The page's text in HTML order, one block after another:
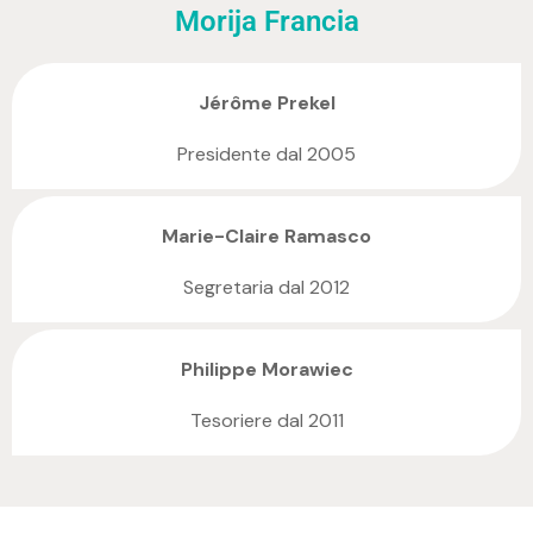
Morija Francia
Jérôme Prekel
Presidente dal 2005
Marie-Claire Ramasco
Segretaria dal 2012
Philippe Morawiec
Tesoriere dal 2011